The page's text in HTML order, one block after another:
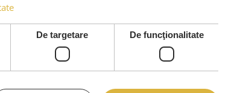
De targetare De funcţionalitate